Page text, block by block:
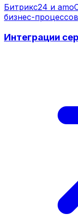
Битрикс24 и
бизнес-
Интеграции